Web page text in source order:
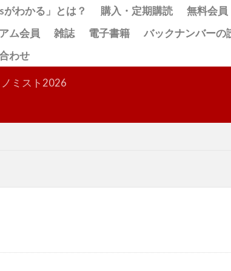
がわかる」とは？ 購入・定期購読
無料会員
ム会員
雑誌 電子書籍
バックナンバーの
わせ
ミスト2026
検索